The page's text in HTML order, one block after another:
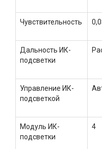
Чувствительность
Дальность ИК-
подсветки
Управление ИК-
подсветкой
Модуль ИК-
подсветки
4